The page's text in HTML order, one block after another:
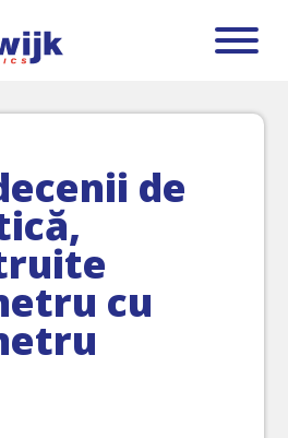
de
cu